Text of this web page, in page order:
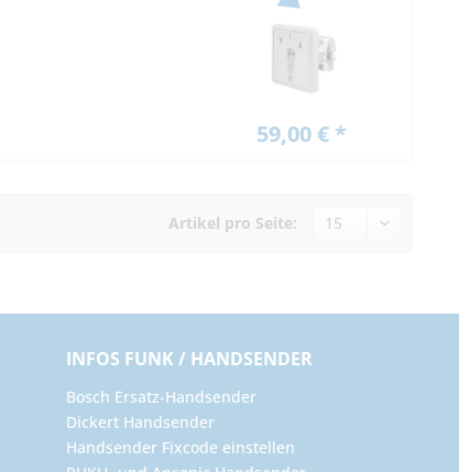
59,00 € *
Artikel pro Seite:
INFOS FUNK / HANDSENDER
Bosch Ersatz-Handsender
Dickert Handsender
Handsender Fixcode einstellen